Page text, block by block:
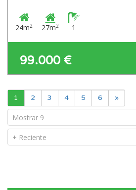
24m2 27m2 1
99.000 €
1 2 3 4 5 6 »
Mostrar 9
+ Reciente